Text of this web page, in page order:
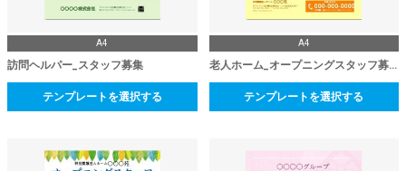
A4
訪問ヘルパー_スタッフ募集
テンプレートを選択する
A4
老人ホーム_オープニングスタッフ募集
テンプレートを選択する